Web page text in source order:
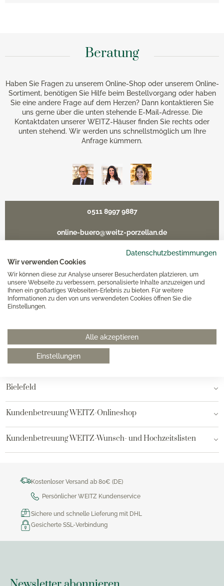
Datenschutzbestimmungen
Wir verwenden Cookies
Wir können diese zur Analyse unserer Besucherdaten platzieren, um
unsere Webseite zu verbessern, personalisierte Inhalte anzuzeigen und
Ihnen ein großartiges Webseiten-Erlebnis zu bieten. Für weitere
Informationen zu den von uns verwendeten Cookies öffnen Sie die
Einstellungen.
Alle akzeptieren
Einstellungen
Beratung
Haben Sie Fragen zu unserem Online-Shop oder unserem Online-
Sortiment, benötigen Sie Hilfe beim Bestellvorgang oder haben
Sie eine andere Frage auf dem Herzen? Dann kontaktieren Sie
uns gerne über die unten stehende E-Mail-Adresse. Die
Kontaktdaten unserer WEITZ-Häuser finden Sie rechts oder
unten stehend. Wir werden uns schnellstmöglich um Ihre
Anfrage kümmern.
0511 8997 9887
online-buero@weitz-porzellan.de
Unsere Häuser
Hannover
Hamburg am Neuen Wall
Hamburg AEZ
Bielefeld
Kundenbetreuung WEITZ-Onlineshop
Kundenbetreuung WEITZ-Wunsch- und Hochzeitslisten
Kostenloser Versand ab 80€ (DE)
Persönlicher WEITZ Kundenservice
Sichere und schnelle Lieferung mit DHL
Gesicherte SSL-Verbindung